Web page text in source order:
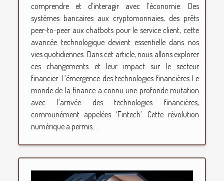
comprendre et d’interagir avec l’économie. Des
systèmes bancaires aux cryptomonnaies, des prêts
peer-to-peer aux chatbots pour le service client, cette
avancée technologique devient essentielle dans nos
vies quotidiennes. Dans cet article, nous allons explorer
ces changements et leur impact sur le secteur
financier. L’émergence des technologies financières Le
monde de la finance a connu une profonde mutation
avec l’arrivée des technologies financières,
communément appelées ‘Fintech’. Cette révolution
numérique a permis...